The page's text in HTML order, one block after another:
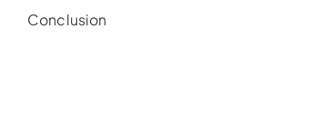
Conclusion